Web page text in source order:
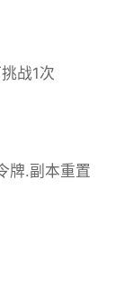
战1次
牌.副本重置